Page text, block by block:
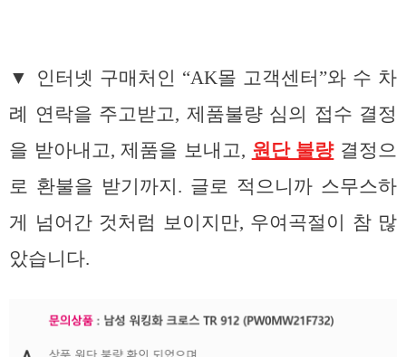
▼ 인터넷 구매처인 “AK몰 고객센터”와 수 차
례 연락을 주고받고, 제품불량 심의 접수 결정
을 받아내고, 제품을 보내고, 원단 불량결정으
로 환불을 받기까지. 글로 적으니까 스무스하
게 넘어간 것처럼 보이지만, 우여곡절이 참 많
았습니다.